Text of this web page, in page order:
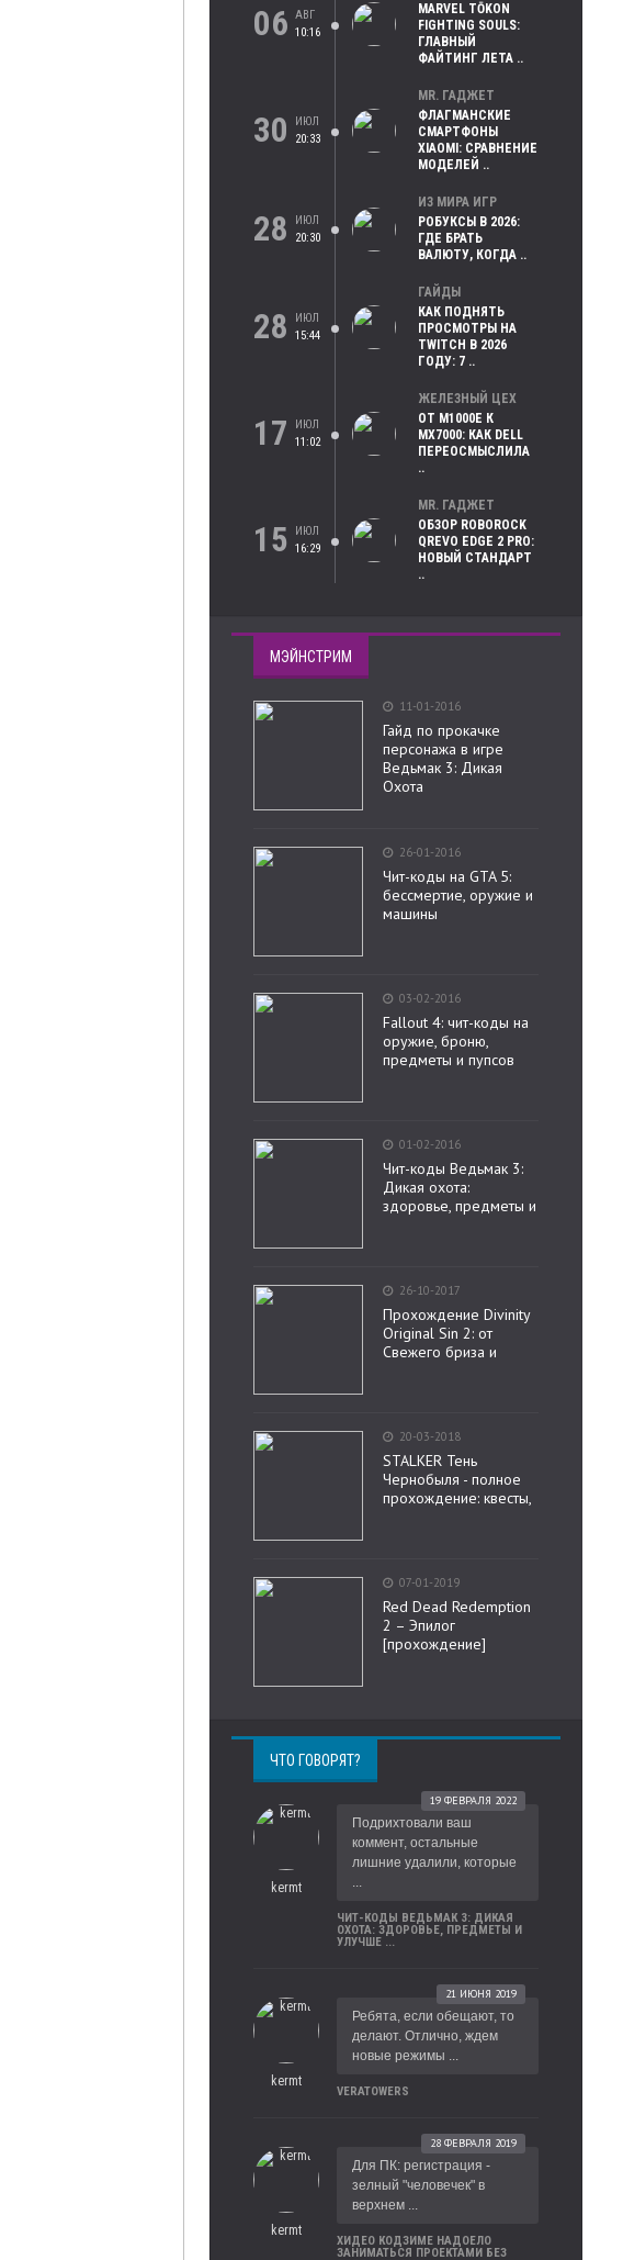
06 АВГ
10:16
MARVEL TŌKON
FIGHTING SOULS:
ГЛАВНЫЙ
ФАЙТИНГ ЛЕТА ..
30
ИЮЛ
20:33
MR. ГАДЖЕТ
ФЛАГМАНСКИЕ
СМАРТФОНЫ
XIAOMI: СРАВНЕНИЕ
МОДЕЛЕЙ ..
28
ИЮЛ
20:30
ИЗ МИРА ИГР
РОБУКСЫ В 2026:
ГДЕ БРАТЬ
ВАЛЮТУ, КОГДА ..
28
ИЮЛ
15:44
ГАЙДЫ
КАК ПОДНЯТЬ
ПРОСМОТРЫ НА
TWITCH В 2026
ГОДУ: 7 ..
17
ИЮЛ
11:02
ЖЕЛЕЗНЫЙ ЦЕХ
ОТ M1000E К
MX7000: КАК DELL
ПЕРЕОСМЫСЛИЛА
..
15
ИЮЛ
16:29
MR. ГАДЖЕТ
ОБЗОР ROBOROCK
QREVO EDGE 2 PRO:
НОВЫЙ СТАНДАРТ
..
МЭЙНСТРИМ
11-01-2016
Гайд по прокачке
персонажа в игре
Ведьмак 3: Дикая
Охота
26-01-2016
Чит-коды на GTA 5:
бессмертие, оружие и
машины
03-02-2016
Fallout 4: чит-коды на
оружие, броню,
предметы и пупсов
01-02-2016
Чит-коды Ведьмак 3:
Дикая охота:
здоровье, предметы и
26-10-2017
Прохождение Divinity
Original Sin 2: от
Свежего бриза и
20-03-2018
STALKER Тень
Чернобыля - полное
прохождение: квесты,
07-01-2019
Red Dead Redemption
2 – Эпилог
[прохождение]
ЧТО ГОВОРЯТ?
kermt
19 ФЕВРАЛЯ 2022
Подрихтовали ваш
коммент, остальные
лишние удалили, которые
...
ЧИТ-КОДЫ ВЕДЬМАК 3: ДИКАЯ
ОХОТА: ЗДОРОВЬЕ, ПРЕДМЕТЫ И
УЛУЧШЕ ...
kermt
21 ИЮНЯ 2019
Ребята, если обещают, то
делают. Отлично, ждем
новые режимы ...
VERATOWERS
kermt
28 ФЕВРАЛЯ 2019
Для ПК: регистрация -
зелный "человечек" в
верхнем ...
ХИДЕО КОДЗИМЕ НАДОЕЛО
ЗАНИМАТЬСЯ ПРОЕКТАМИ БЕЗ